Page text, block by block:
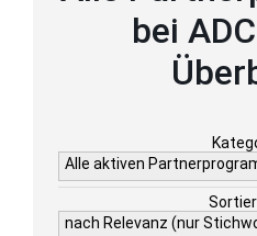
bei
Alle aktiven
nach Relevanz (nur